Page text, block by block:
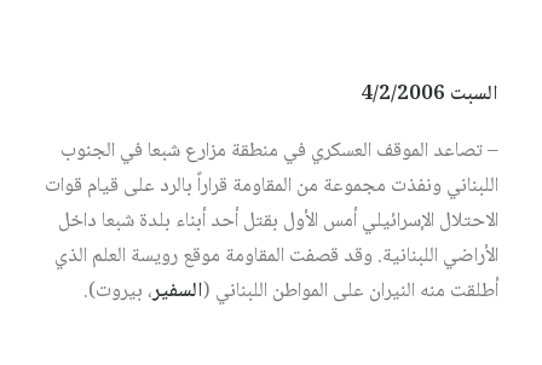
السبت 4/2/2006
– تصاعد الموقف العسكري في منطقة مزارع شبعا في الجنوب
اللبناني ونفذت مجموعة من المقاومة قراراً بالرد على قيام قوات
الاحتلال الإسرائيلي أمس الأول بقتل أحد أبناء بلدة شبعا داخل
الأراضي اللبنانية. وقد قصفت المقاومة موقع رويسة العلم الذي
أطلقت منه النيران على المواطن اللبناني (السفير، بيروت).